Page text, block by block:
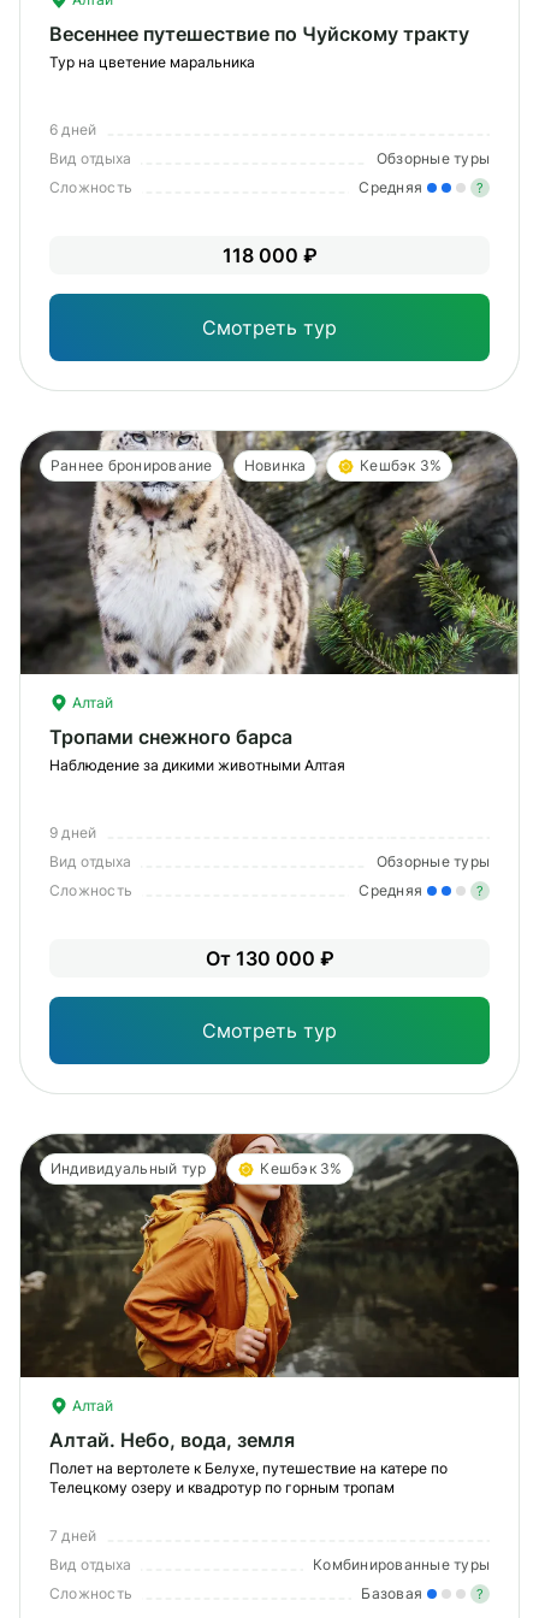
Весеннее путешествие по Чуйскому тракту
Тур на цветение маральника
6 дней
Вид отдыха
Обзорные туры
Сложность
Средняя ?
118 000 ₽
Смотреть тур
Раннее бронирование Новинка Кешбэк 3%
Алтай
Тропами снежного барса
Наблюдение за дикими животными Алтая
9 дней
Вид отдыха
Обзорные туры
Сложность
Средняя ?
От 130 000 ₽
Смотреть тур
Индивидуальный тур Кешбэк 3%
Алтай
Алтай. Небо, вода, земля
Полет на вертолете к Белухе, путешествие на катере по
Телецкому озеру и квадротур по горным тропам
7 дней
Вид отдыха
Комбинированные туры
Сложность
Базовая ?